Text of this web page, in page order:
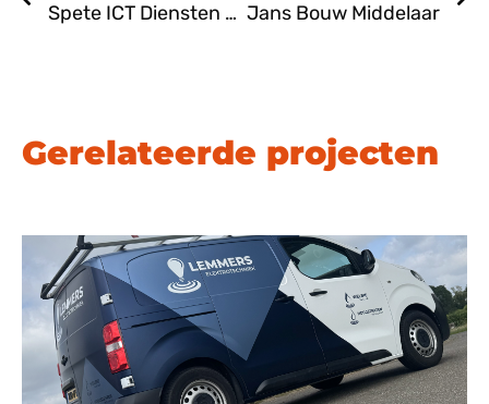
Spete ICT Diensten Nijmegen Jans Bouw Middelaar
Gerelateerde projecten